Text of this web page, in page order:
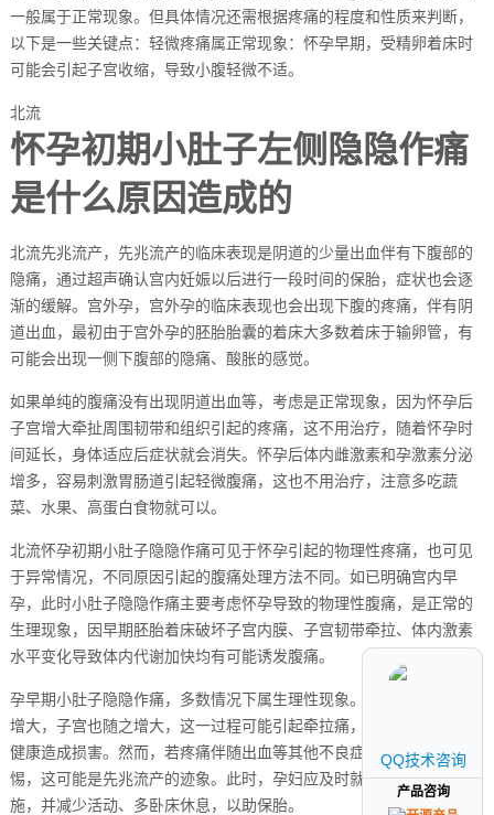
一般属于正常现象。但具体情况还需根据疼痛的程度和性质来判断，
以下是一些关键点：轻微疼痛属正常现象：怀孕早期，受精卵着床时
可能会引起子宫收缩，导致小腹轻微不适。
北流
怀孕初期小肚子左侧隐隐作痛
是什么原因造成的
北流先兆流产，先兆流产的临床表现是阴道的少量出血伴有下腹部的
隐痛，通过超声确认宫内妊娠以后进行一段时间的保胎，症状也会逐
渐的缓解。宫外孕，宫外孕的临床表现也会出现下腹的疼痛，伴有阴
道出血，最初由于宫外孕的胚胎胎囊的着床大多数着床于输卵管，有
可能会出现一侧下腹部的隐痛、酸胀的感觉。
如果单纯的腹痛没有出现阴道出血等，考虑是正常现象，因为怀孕后
子宫增大牵扯周围韧带和组织引起的疼痛，这不用治疗，随着怀孕时
间延长，身体适应后症状就会消失。怀孕后体内雌激素和孕激素分泌
增多，容易刺激胃肠道引起轻微腹痛，这也不用治疗，注意多吃蔬
菜、水果、高蛋白食物就可以。
北流怀孕初期小肚子隐隐作痛可见于怀孕引起的物理性疼痛，也可见
于异常情况，不同原因引起的腹痛处理方法不同。如已明确宫内早
孕，此时小肚子隐隐作痛主要考虑怀孕导致的物理性腹痛，是正常的
生理现象，因早期胚胎着床破坏子宫内膜、子宫韧带牵拉、体内激素
水平变化导致体内代谢加快均有可能诱发腹痛。
孕早期小肚子隐隐作痛，多数情况下属生理性现象。随着妊娠囊逐渐
增大，子宫也随之增大，这一过程可能引起牵拉痛，但并不会对孕妇
健康造成损害。然而，若疼痛伴随出血等其他不良症状，则需高度警
惕，这可能是先兆流产的迹象。此时，孕妇应及时就医，采取保胎措
施，并减少活动、多卧床休息，以助保胎。
QQ技术咨询
产品咨询
QQ技术咨询
产品咨询